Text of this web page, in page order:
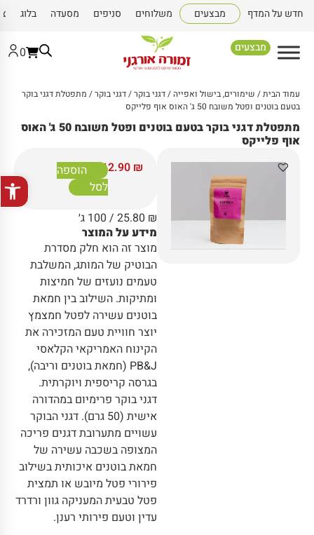
פתח
חדש על המדף מבצעים משלוחים סניפים מסעדה בלוג
מבצעים 0
עמוד הבית/ שימורים, בישול ואפייה/דגני בוקר/דגני בוקר/ מתפטלת דגני בוקר
בטעם בוטנים ופטל משובח 50 ג' האוס אוף פלייקס
מתפטלת דגני בוקר בטעם בוטנים ופטל משובח 50 ג' האוס
אוף פלייקס
12.90 ₪
הוספה
לסל
25.80 ₪
/ 100 ג׳
מידע על המוצר
מוצר זה הוא חלק מסדרת
הבוטיק של המותג, המשלבת
טעמים נועזים של חמיצות
ומתיקות. השילוב בין חמאת
בוטנים עשירה לפטל חמצמץ
יוצר חוויית טעם המזכירה את
הקינוח האמריקאי הקלאסי
PB&J (חמאת בוטנים וריבה),
בגרסה קריספית ויוקרתית.
דגני בוקר פרימיום במהדורה
אישית (50 גרם). דגני הבוקר
עשויים מתערובת דגנים פריכה
המצופה בשכבה עשירה של
חמאת בוטנים איכותית בשילוב
פירורי פטל מיובש או תמצית
פטל טבעית המעניקה גוון ורדרד
עדין וטעם פירותי רענן.